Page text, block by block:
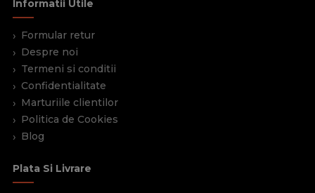
accesorii binale faciliteaza alegerea sistemului de
blocare corect. Toate accesoriile binale de fixare sunt
fabricate din otel laminat, avand o acoperire anti-
coroziune si gauri perforate pentru fixarea eficienta,
acolo unde este nevoie.
Informatii Utile
Formular retur
Despre noi
Termeni si conditii
Confidentialitate
Marturiile clientilor
Politica de Cookies
Blog
Plata Si Livrare